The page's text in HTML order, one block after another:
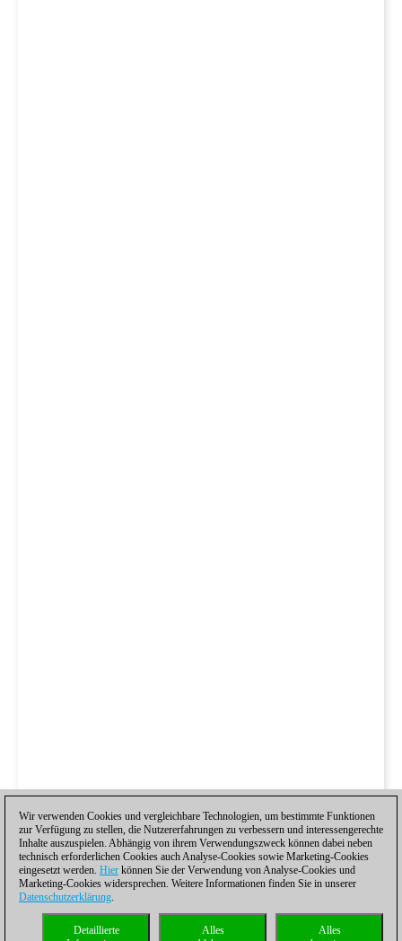
Wir verwenden Cookies und vergleichbare Technologien, um bestimmte Funktionen
zur Verfügung zu stellen, die Nutzererfahrungen zu verbessern und interessengerechte
Inhalte auszuspielen. Abhängig von ihrem Verwendungszweck können dabei neben
technisch erforderlichen Cookies auch Analyse-Cookies sowie Marketing-Cookies
eingesetzt werden. Hier können Sie der Verwendung von Analyse-Cookies und
Marketing-Cookies widersprechen. Weitere Informationen finden Sie in unserer
Datenschutzerklärung.
Alles
Alles
Detaillierte